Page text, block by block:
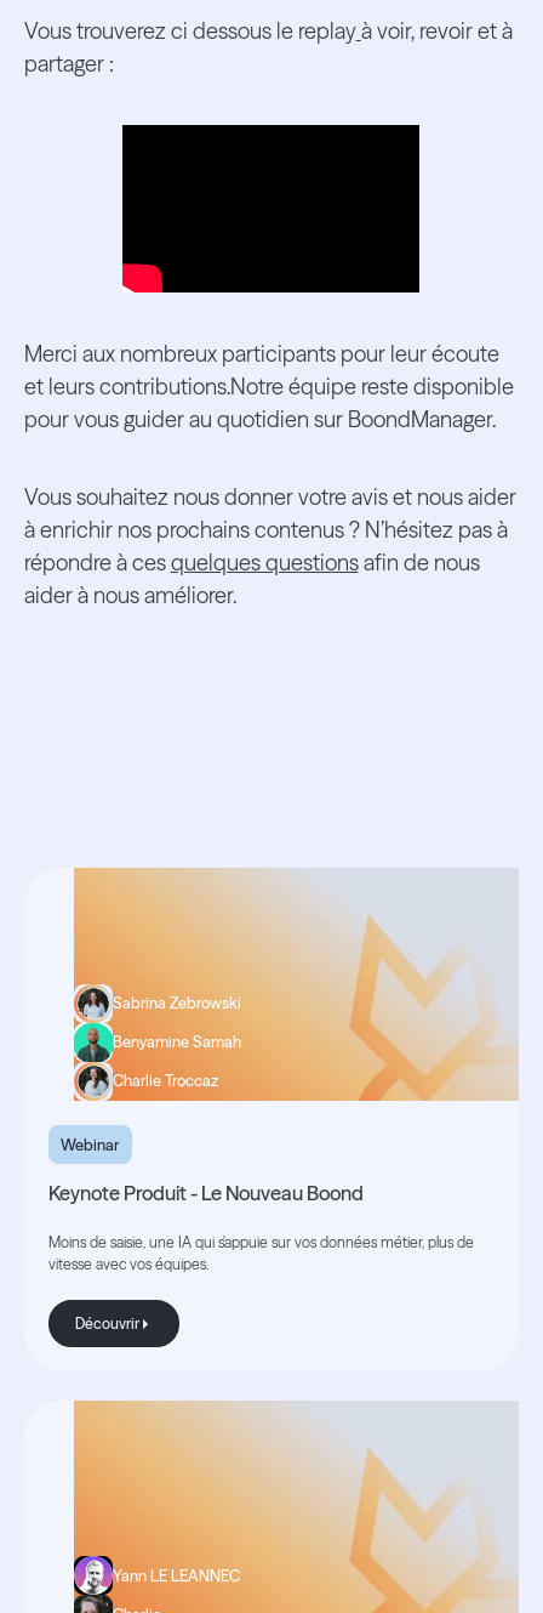
Vous trouverez ci dessous le replayà voir, revoir et à
partager :
Merci aux nombreux participants pour leur écoute
et leurs contributions.Notre équipe reste disponible
pour vous guider au quotidien sur BoondManager.
Vous souhaitez nous donner votre avis et nous aider
à enrichir nos prochains contenus ? N’hésitez pas à
répondre à cesquelques questionsafin de nous
aider à nous améliorer.
Sabrina Zebrowski
Benyamine Samah
Charlie Troccaz
Webinar
Keynote Produit - Le Nouveau Boond
Moins de saisie, une IA qui s'appuie sur vos données métier, plus de
vitesse avec vos équipes.
Découvrir
Découvrir
Yann LE LEANNEC